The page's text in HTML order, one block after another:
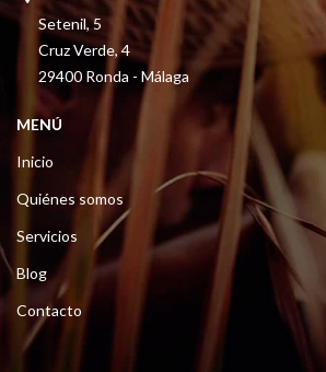
Setenil, 5
Cruz Verde, 4
29400 Ronda - Málaga
MENÚ
Inicio
Quiénes somos
Servicios
Blog
Contacto